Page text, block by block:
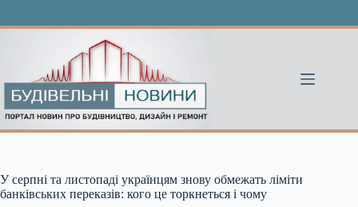
У серпні та листопаді українцям знову обмежать ліміти
банківських переказів: кого це торкнеться і чому